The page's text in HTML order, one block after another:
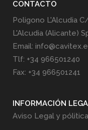
CONTACTO
Poligono L'Alcudia
L'Alcudia (Alicante)
Email:
Tlf: +34 966501240
Fax: +34 966501241
INFORMACIÓN
Aviso Legal y